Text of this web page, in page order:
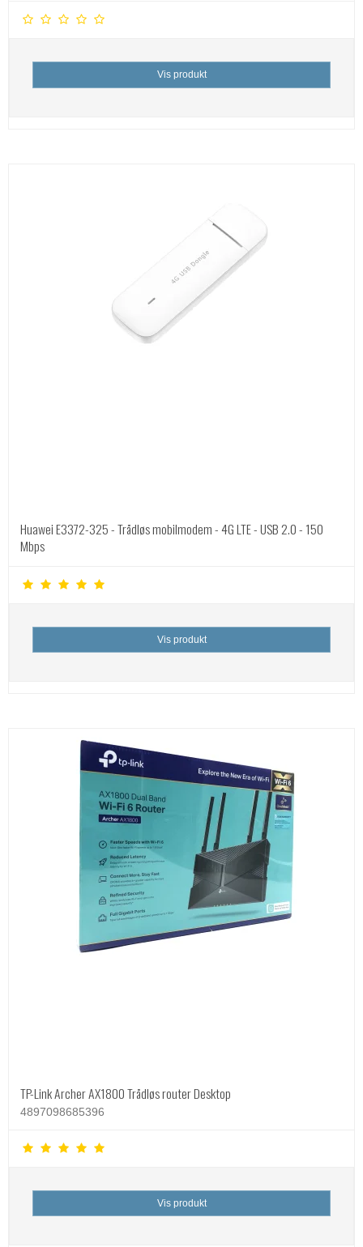
Vis produkt
Huawei E3372-325 - Trådløs mobilmodem - 4G LTE - USB 2.0 - 150
Mbps
Vis produkt
TP-Link Archer AX1800 Trådløs router Desktop
4897098685396
Vis produkt